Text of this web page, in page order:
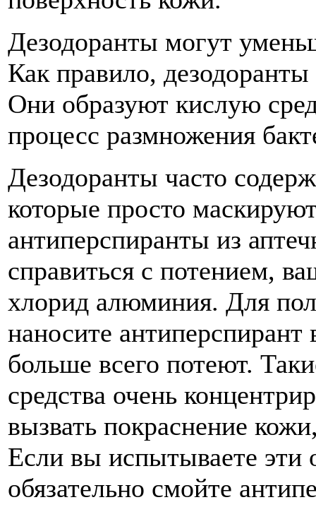
Дезодоранты могут
Как правило,
Они образуют кислую
процесс размножения
Дезодоранты часто
которые просто
антиперспиранты из
справиться с потением,
хлорид алюминия. Для
наносите
больше всего потеют.
средства очень
вызвать покраснение
Если вы испытываете
обязательно смойте